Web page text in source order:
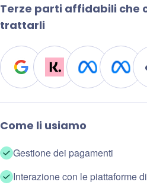
Terze parti affidabili che
trattarli
Come li usiamo
Gestione dei pagamenti
Interazione con le piattaforme